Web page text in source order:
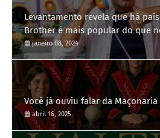
Levantamento revela que há
Brother é mais popular do que
janeiro 08, 2024
Você já ouviu falar da Maçonaria
abril 16, 2025